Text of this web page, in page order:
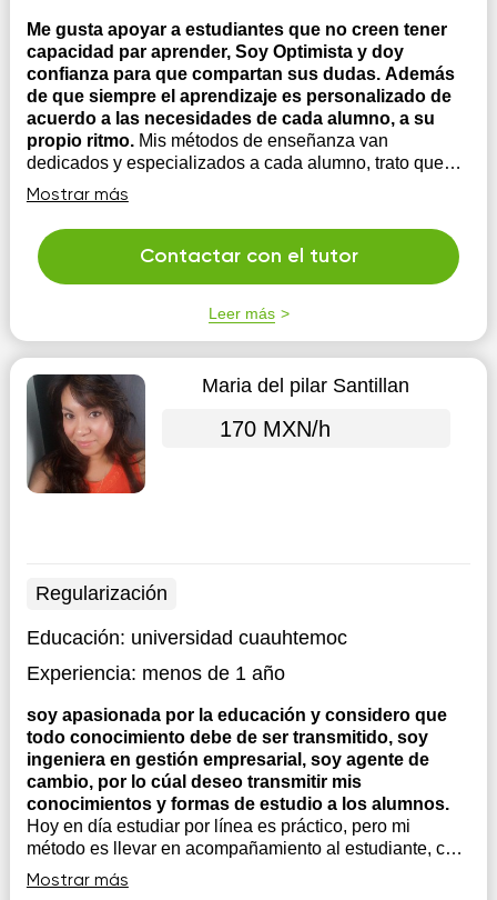
Me gusta apoyar a estudiantes que no creen tener
capacidad par aprender, Soy Optimista y doy
confianza para que compartan sus dudas. Además
de que siempre el aprendizaje es personalizado de
acuerdo a las necesidades de cada alumno, a su
propio ritmo. Mis métodos de enseñanza van
dedicados y especializados a cada alumno, trato que
ellos comprendan al 100 cada tema y soy
principalmente motivadora ya que los hago que creer en
ellos y en su potencial, creo que cada alumno tiene un
talento especial y que el aprendizaje debe de ser fluido
a su tiempo ...
Mostrar más
Contactar con el tutor
Leer más
Maria del pilar Santillan
170 MXN/h
Regularización
Educación: universidad cuauhtemoc
Experiencia: menos de 1 año
soy apasionada por la educación y considero que
todo conocimiento debe de ser transmitido, soy
ingeniera en gestión empresarial, soy agente de
cambio, por lo cúal deseo transmitir mis
conocimientos y formas de estudio a los alumnos.
Hoy en día estudiar por línea es práctico, pero mi
método es llevar en acompañamiento al estudiante, con
tutoriales, practicas reales que le ayuden a tener una
visión real del conocimiento.
Mostrar más